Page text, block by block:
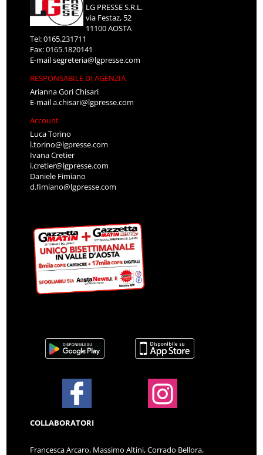
LG PRESSE S.R.L.
via Festaz, 52
11100 AOSTA
Tel: 0165.231711
Fax: 0165.1820141
E-mailsegreteria@lgpresse.com
RESPONSABILE DI AGENZIA
Arianna Gori Chisari
E-maila.chisari@lgpresse.com
Account
Luca Torino
l.torino@lgpresse.com
Ivana Cretier
i.cretier@lgpresse.com
Daniele Fimiano
d.fimiano@lgpresse.com
COLLABORATORI
Francesca Arcaro, Massimo Altini, Corrado Bellora,